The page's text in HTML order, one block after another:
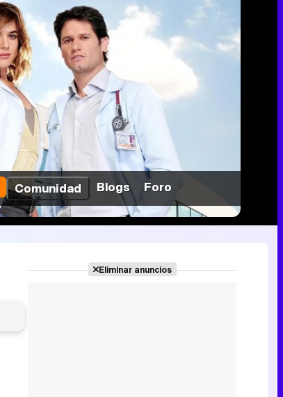
Comunidad Blogs Foro
Eliminar anuncios